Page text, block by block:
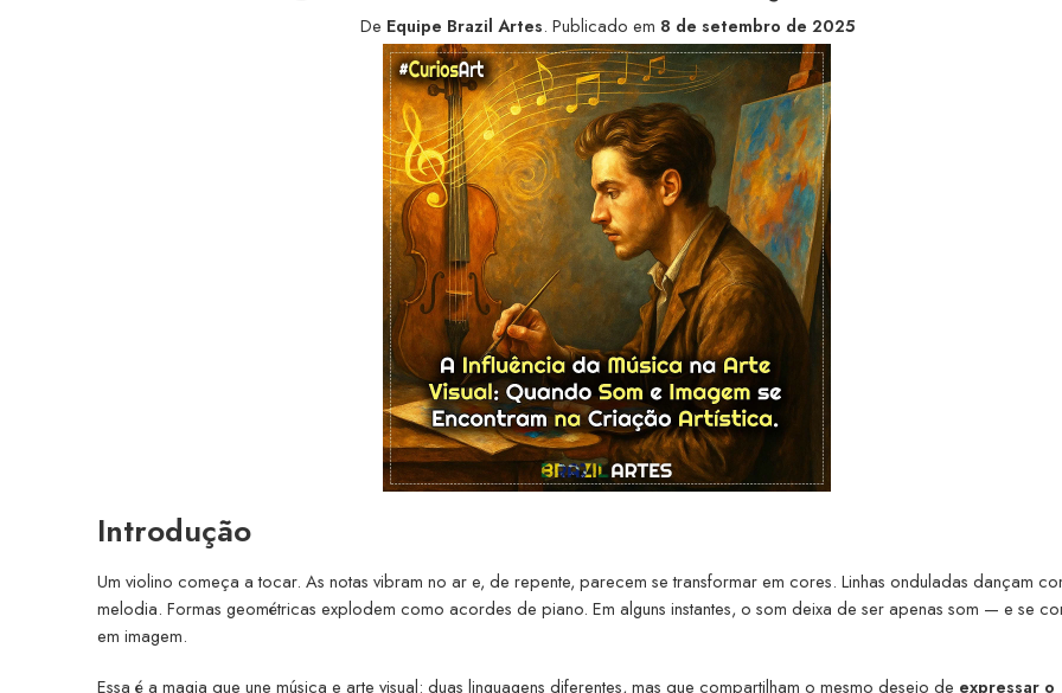
De Equipe Brazil Artes. Publicado em 8 de setembro de 2025
Introdução
Um violino começa a tocar. As notas vibram no ar e, de repente, parecem se transformar em cores. Linhas onduladas dançam
melodia. Formas geométricas explodem como acordes de piano. Em alguns instantes, o som deixa de ser apenas som — e se
em imagem.
Essa é a magia que une música e arte visual: duas linguagens diferentes, mas que compartilham o mesmo desejo de expressar o